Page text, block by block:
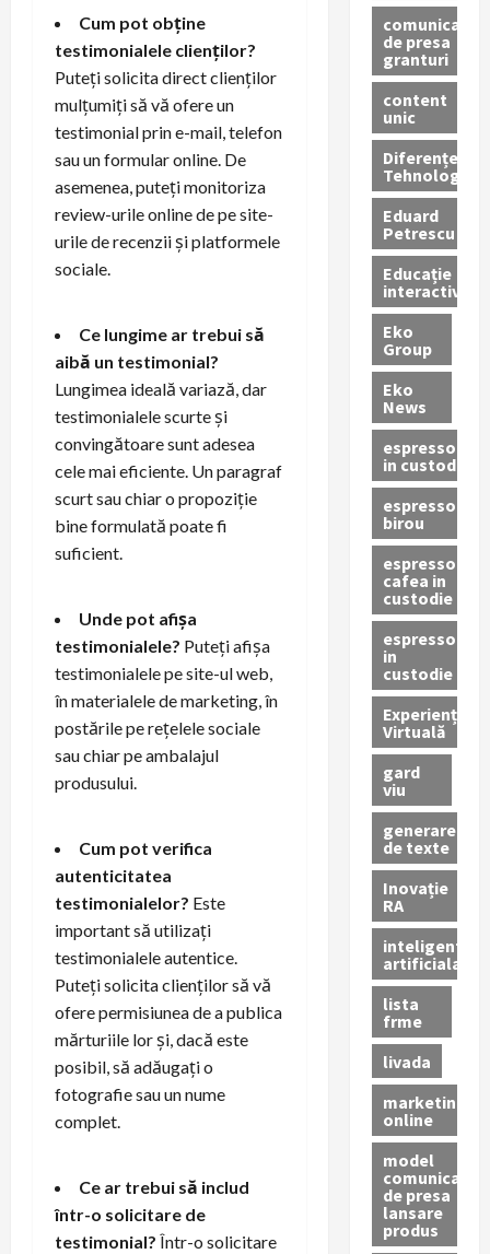
Cum pot obține
testimonialele clienților?
Puteți solicita direct clienților
mulțumiți să vă ofere un
testimonial prin e-mail, telefon
sau un formular online. De
asemenea, puteți monitoriza
review-urile online de pe site-
urile de recenzii și platformele
sociale.
Ce lungime ar trebui să
aibă un testimonial?
Lungimea ideală variază, dar
testimonialele scurte și
convingătoare sunt adesea
cele mai eficiente. Un paragraf
scurt sau chiar o propoziție
bine formulată poate fi
suficient.
Unde pot afișa
testimonialele? Puteți afișa
testimonialele pe site-ul web,
în materialele de marketing, în
postările pe rețelele sociale
sau chiar pe ambalajul
produsului.
Cum pot verifica
autenticitatea
testimonialelor? Este
important să utilizați
testimonialele autentice.
Puteți solicita clienților să vă
ofere permisiunea de a publica
mărturiile lor și, dacă este
posibil, să adăugați o
fotografie sau un nume
complet.
Ce ar trebui să includ
într-o solicitare de
testimonial? Într-o solicitare
comunicate
de presa
granturi
content
unic
Diferențe
Tehnologice
Eduard
Petrescu
Educație
interactivă
Eko
Group
Eko
News
espressoare
in custodie
espressor
birou
espressor
cafea in
custodie
espressor
in
custodie
Experiență
Virtuală
gard
viu
generare
de texte
Inovație
RA
inteligenta
artificiala
lista
frme
livada
marketing
online
model
comunicat
de presa
lansare
produs